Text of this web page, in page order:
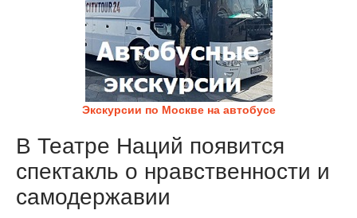
Экскурсии по Москве на автобусе
В Театре Наций появится
спектакль о нравственности и
самодержавии